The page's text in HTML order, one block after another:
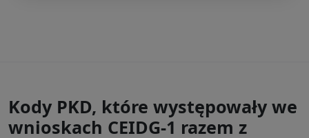
Kody PKD, które występowały we
wnioskach CEIDG-1 razem z